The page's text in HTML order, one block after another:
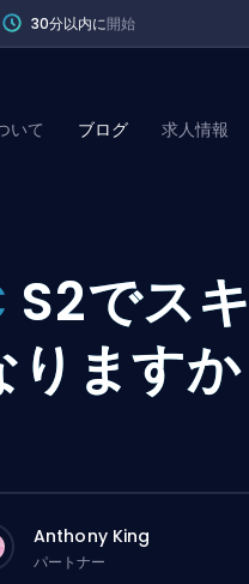
30分以内に開始
いて ブログ 求人情報
S2でス
りますか
Anthony King
パートナー